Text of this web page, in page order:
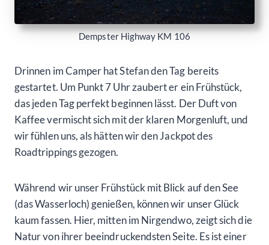
Dempster Highway KM 106
Drinnen im Camper hat Stefan den Tag bereits
gestartet. Um Punkt 7 Uhr zaubert er ein Frühstück,
das jeden Tag perfekt beginnen lässt. Der Duft von
Kaffee vermischt sich mit der klaren Morgenluft, und
wir fühlen uns, als hätten wir den Jackpot des
Roadtrippings gezogen.
Während wir unser Frühstück mit Blick auf den See
(das Wasserloch) genießen, können wir unser Glück
kaum fassen. Hier, mitten im Nirgendwo, zeigt sich die
Natur von ihrer beeindruckendsten Seite. Es ist einer